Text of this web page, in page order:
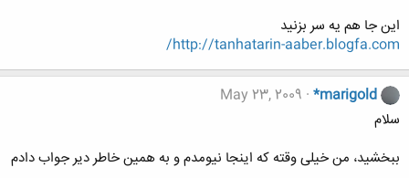
اين جا هم يه سر بزنيد
http://tanhatarin-aaber.blogfa.com/
*marigold
May 23, 2009
سلام
ببخشید، من خیلی وقته که اینجا نیومدم و به همین خاطر دیر جواب دادم